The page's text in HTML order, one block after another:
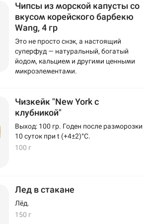
Чипсы из морской капусты со
вкусом корейского барбекю
Wang, 4 гр
Это не просто снэк, а настоящий
суперфуд — натуральный, богатый
йодом, кальцием и другими ценными
микроэлементами.
Чизкейк "New York с
клубникой"
Выход: 100 гр. Годен после разморозки
10 суток при t (+4±2)°C.
100 г
Лед в стакане
Лёд.
150 г